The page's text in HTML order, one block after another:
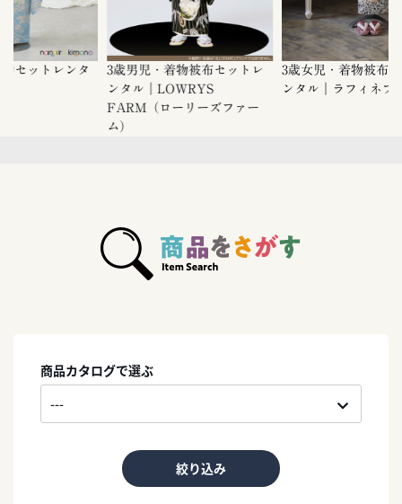
3歳男児・着物被布セットレ
ンタル｜LOWRYS
FARM（ローリーズファー
3歳女児・着物被布セットレ
ンタル｜ラフィネブランド
5歳
タ
商品カタログで選ぶ
絞り込み